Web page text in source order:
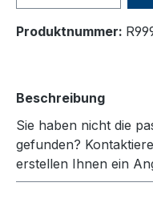
Produktnummer:
Beschreibung
Sie haben nicht die
gefunden?
erstellen Ihnen ein